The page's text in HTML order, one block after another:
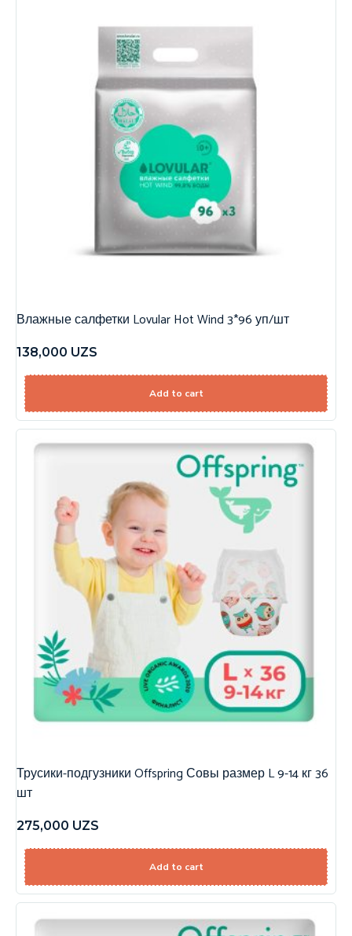
Влажные салфетки Lovular Hot Wind 3*96 уп/шт
138,000 UZS
Add to cart
Трусики-подгузники Offspring Совы размер L 9-14 кг 36
шт
275,000 UZS
Add to cart